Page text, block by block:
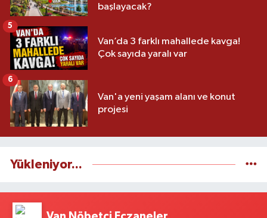
başlayacak?
Van’da 3 farklı mahallede kavga!
Çok sayıda yaralı var
5
Van'a yeni yaşam alanı ve konut
projesi
6
Yükleniyor...